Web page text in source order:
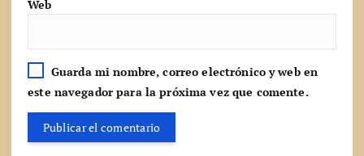
Web
Guarda mi nombre, correo electrónico y web en
este navegador para la próxima vez que comente.